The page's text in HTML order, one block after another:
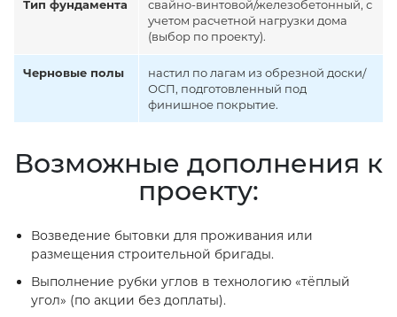
Тип фундамента
свайно-винтовой/железобетонный, с
учетом расчетной нагрузки дома
(выбор по проекту).
Черновые полы
настил по лагам из обрезной доски/
ОСП, подготовленный под
финишное покрытие.
Возможные дополнения к
проекту:
Возведение бытовки для проживания или
размещения строительной бригады.
Выполнение рубки углов в технологию «тёплый
угол» (по акции без доплаты).